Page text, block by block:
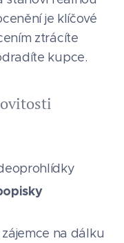
je klíčové
ztrácíte
kupce.
na dálku